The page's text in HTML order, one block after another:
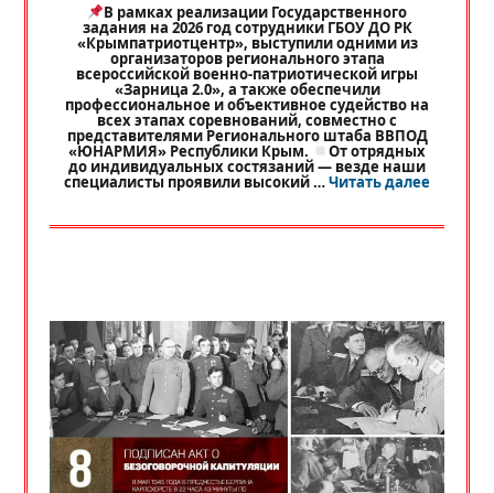
В рамках реализации Государственного
задания на 2026 год сотрудники ГБОУ ДО РК
«Крымпатриотцентр», выступили одними из
организаторов регионального этапа
всероссийской военно-патриотической игры
«Зарница 2.0», а также обеспечили
профессиональное и объективное судейство на
всех этапах соревнований, совместно с
представителями Регионального штаба ВВПОД
«ЮНАРМИЯ» Республики Крым. От отрядных
до индивидуальных состязаний — везде наши
специалисты проявили высокий …Читать далее«